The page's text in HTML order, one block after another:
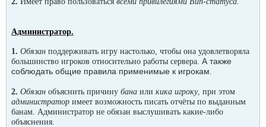
Администратор.
1. Обязан поддерживать игру настолько, чтобы она удовлетворяла
большинство игроков относительно работы сервера. А также
соблюдать общие правила применимые к игрокам
2. Обязан объяснить причину бана или кика игроку, при этом
администратор имеет возможность писать отчёты по выданным
банам. Администратор не обязан выслушивать какие-либо
объяснения.